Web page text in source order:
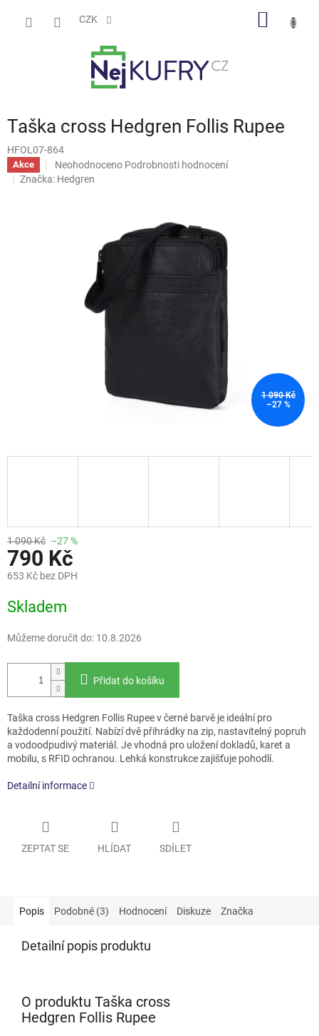
CZK
Taška cross Hedgren Follis Rupee
HFOL07-864
Akce
Průměrné
hodnocení
hvězdiček.
Neohodnoceno Podrobnosti hodnocení
Značka: Hedgren
1 090 Kč
–27 %
1 090 Kč –27 %
790 Kč
653 Kč bez DPH
cena:
Skladem
Můžeme doručit do: 10.8.2026
Přidat do košíku
Taška cross Hedgren Follis Rupee v černé barvě je ideální pro
každodenní použití. Nabízí dvě přihrádky na zip, nastavitelný popruh
a vodoodpudivý materiál. Je vhodná pro uložení dokladů, karet a
mobilu, s RFID ochranou. Lehká konstrukce zajišťuje pohodlí.
Detailní informace
ZEPTAT SE HLÍDAT SDÍLET
Popis Podobné (3) Hodnocení Diskuze Značka
Detailní popis produktu
O produktu Taška cross
Hedgren Follis Rupee